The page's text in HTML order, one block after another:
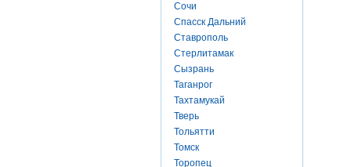
Сочи
Спасск Дальний
Ставрополь
Стерлитамак
Сызрань
Таганрог
Тахтамукай
Тверь
Тольятти
Томск
Торопец